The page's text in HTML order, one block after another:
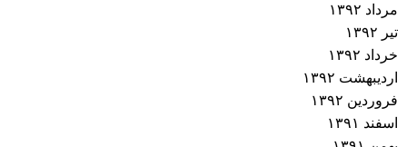
مرداد ۱۳۹۲
تیر ۱۳۹۲
خرداد ۱۳۹۲
اردیبهشت ۱۳۹۲
فروردین ۱۳۹۲
اسفند ۱۳۹۱